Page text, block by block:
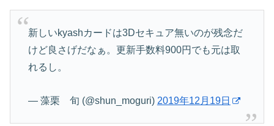
新しいkyashカードは3Dセキュア無いのが残念だ
けど良さげだなぁ。更新手数料900円でも元は取
れるし。
— 藻栗 旬 (@shun_moguri) 2019年12月19日